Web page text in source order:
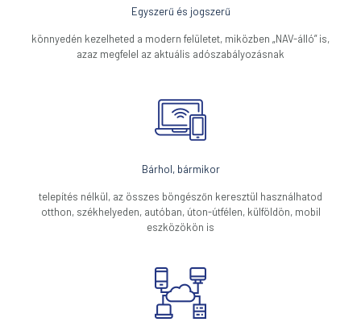
Egyszerű és jogszerű
könnyedén kezelheted a modern felületet, miközben „NAV-álló” is,
azaz megfelel az aktuális adószabályozásnak
Bárhol, bármikor
telepítés nélkül, az összes böngészőn keresztül használhatod
otthon, székhelyeden, autóban, úton-útfélen, külföldön, mobil
eszközökön is